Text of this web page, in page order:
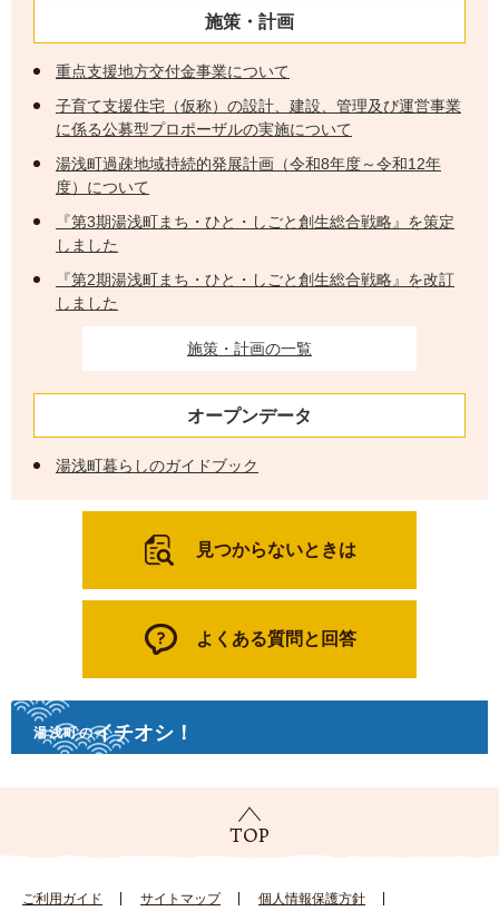
施策・計画
重点支援地方交付金事業について
子育て支援住宅（仮称）の設計、建設、管理及び運営事業
に係る公募型プロポーザルの実施について
湯浅町過疎地域持続的発展計画（令和8年度～令和12年
度）について
『第3期湯浅町まち・ひと・しごと創生総合戦略』を策定
しました
『第2期湯浅町まち・ひと・しごと創生総合戦略』を改訂
しました
施策・計画の一覧
オープンデータ
湯浅町暮らしのガイドブック
見つからないときは
よくある質問と回答
湯浅町のイチオシ！
ご利用ガイド サイトマップ 個人情報保護方針